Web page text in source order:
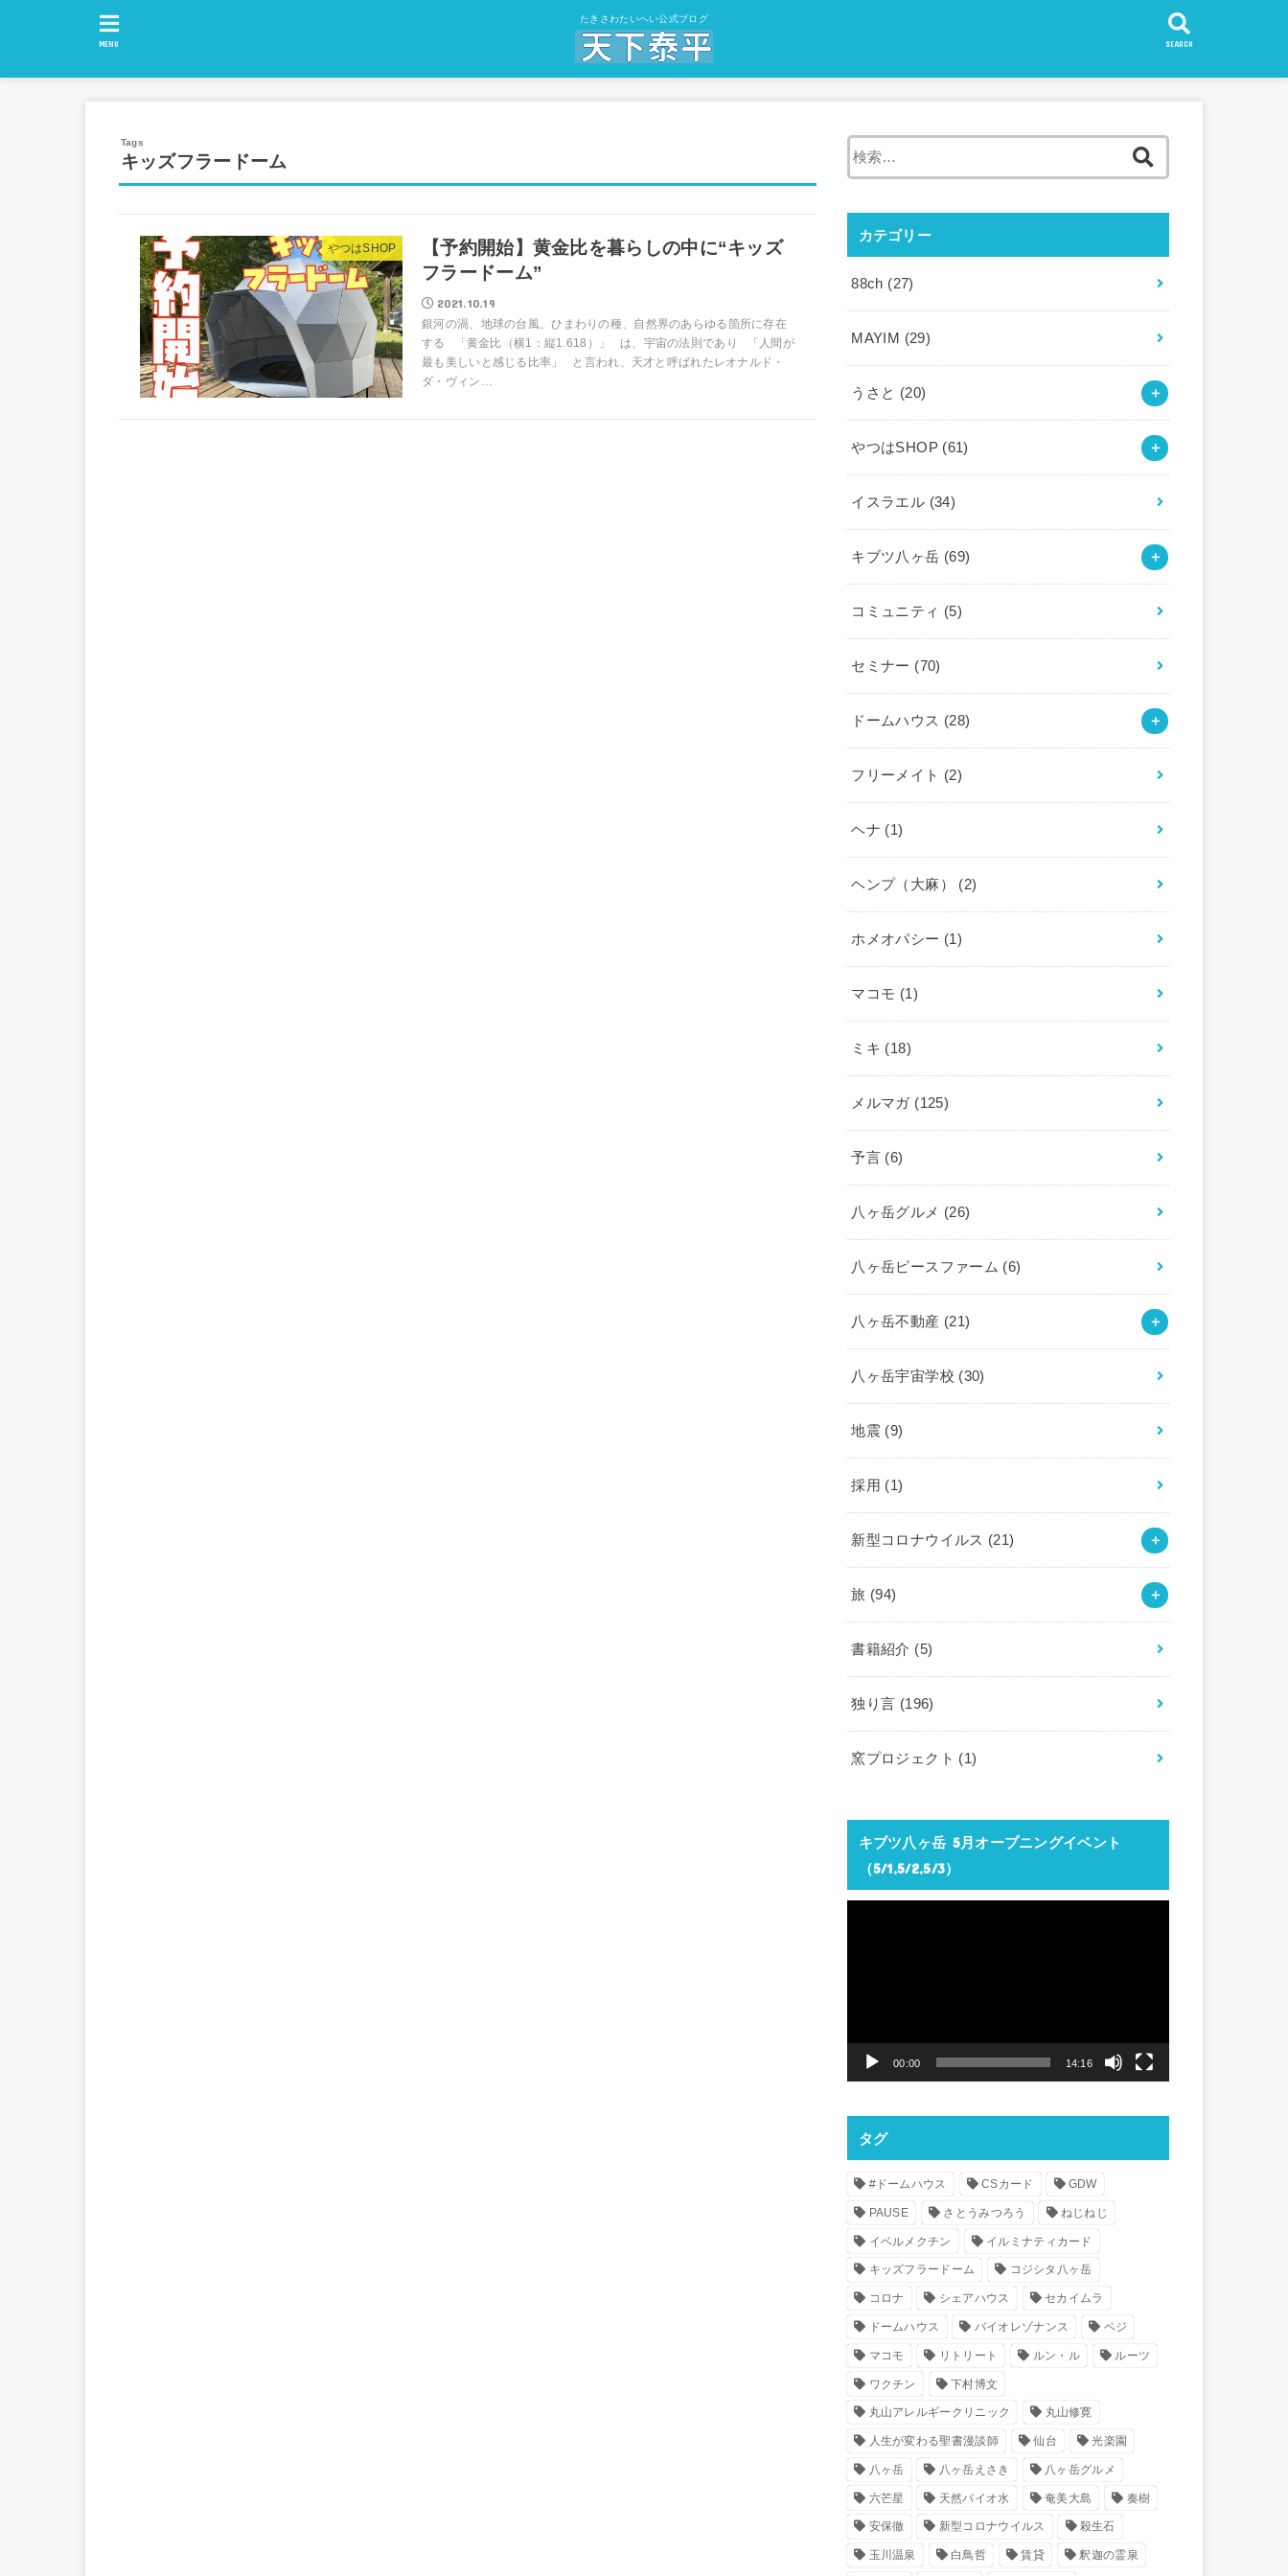
たきさわたいへい公式ブログ
SEARCH
MENU
キッズフラードーム
やつはSHOP
【予約開始】黄金比を暮らしの中に“キッズ
フラードーム”
2021.10.19
銀河の渦、地球の台風、ひまわりの種、自然界のあらゆる箇所に存在
する 「黄金比（横1：縦1.618）」 は、宇宙の法則であり 「人間が
最も美しいと感じる比率」 と言われ、天才と呼ばれたレオナルド・
ダ・ヴィン…
カテゴリー
88ch (27)
MAYIM (29)
うさと (20)
やつはSHOP (61)
イスラエル (34)
キブツ八ヶ岳 (69)
コミュニティ (5)
セミナー (70)
ドームハウス (28)
フリーメイト (2)
ヘナ (1)
ヘンプ（大麻） (2)
ホメオパシー (1)
マコモ (1)
ミキ (18)
メルマガ (125)
予言 (6)
八ヶ岳グルメ (26)
八ヶ岳ピースファーム (6)
八ヶ岳不動産 (21)
八ヶ岳宇宙学校 (30)
地震 (9)
採用 (1)
新型コロナウイルス (21)
旅 (94)
書籍紹介 (5)
独り言 (196)
窯プロジェクト (1)
キブツ八ヶ岳 5月オープニングイベント
（5/1,5/2,5/3）
ヤ
00:00 14:16
タグ
#ドームハウス CSカード GDW
PAUSE さとうみつろう ねじねじ
イベルメクチン イルミナティカード
キッズフラードーム コジシタ八ヶ岳
コロナ シェアハウス セカイムラ
ドームハウス バイオレゾナンス ベジ
マコモ リトリート ルン・ル ルーツ
ワクチン 下村博文
丸山アレルギークリニック 丸山修寛
人生が変わる聖書漫談師 仙台 光楽園
八ヶ岳 八ヶ岳えさき 八ヶ岳グルメ
六芒星 天然バイオ水 奄美大島 奏樹
安保徹 新型コロナウイルス 殺生石
玉川温泉 白鳥哲 賃貸 釈迦の霊泉